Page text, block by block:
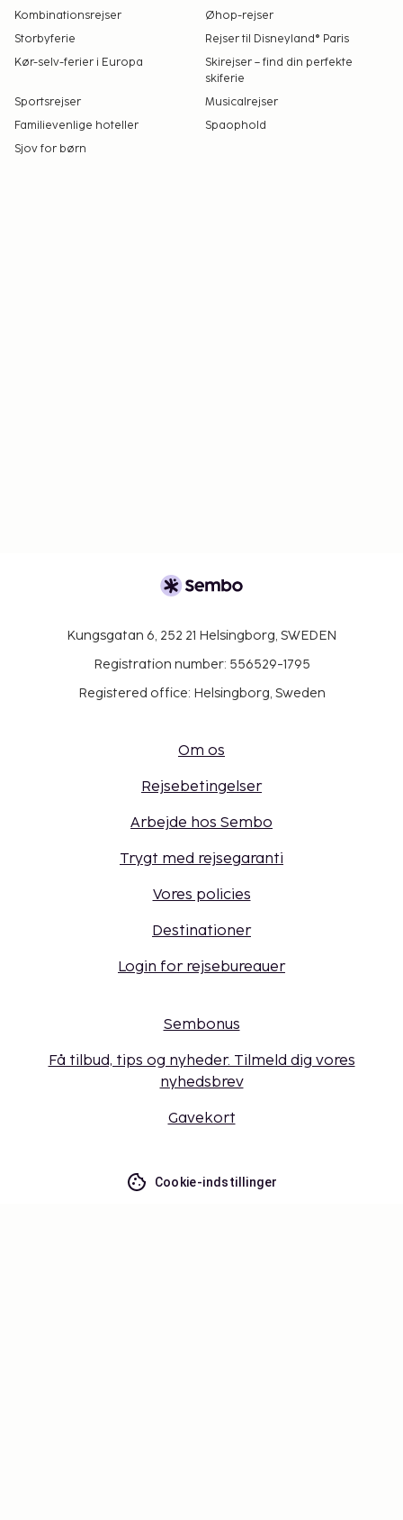
Kombinationsrejser
Øhop-rejser
Storbyferie
Rejser til Disneyland® Paris
Kør-selv-ferier i Europa
Skirejser – find din perfekte
skiferie
Sportsrejser
Musicalrejser
Familievenlige hoteller
Spaophold
Sjov for børn
Kungsgatan 6, 252 21 Helsingborg, SWEDEN
Registration number: 556529-1795
Registered office: Helsingborg, Sweden
Om os
Rejsebetingelser
Arbejde hos Sembo
Trygt med rejsegaranti
Vores policies
Destinationer
Login for rejsebureauer
Sembonus
Få tilbud, tips og nyheder. Tilmeld dig vores
nyhedsbrev
Gavekort
Cookie-indstillinger